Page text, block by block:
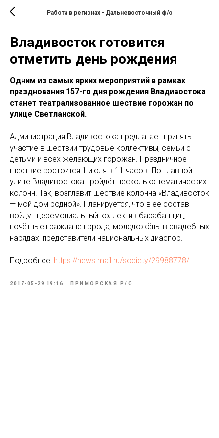
Работа в регионах - Дальневосточный ф/о
Владивосток готовится
отметить день рождения
Одним из самых ярких мероприятий в рамках
празднования 157-го дня рождения Владивостока
станет театрализованное шествие горожан по
улице Светланской.
Администрация Владивостока предлагает принять
участие в шествии трудовые коллективы, семьи с
детьми и всех желающих горожан. Праздничное
шествие состоится 1 июля в 11 часов. По главной
улице Владивостока пройдёт несколько тематических
колонн. Так, возглавит шествие колонна «Владивосток
— мой дом родной». Планируется, что в её состав
войдут церемониальный коллектив барабанщиц,
почётные граждане города, молодожёны в свадебных
нарядах, представители национальных диаспор.
Подробнее: https://news.mail.ru/society/29988778/
2017-05-29 19:16 ПРИМОРСКАЯ Р/О